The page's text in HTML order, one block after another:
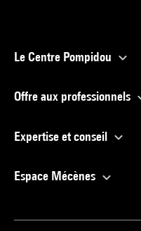
Le Centre Pompidou
Offre aux professionnels
Expertise et conseil
Espace Mécènes